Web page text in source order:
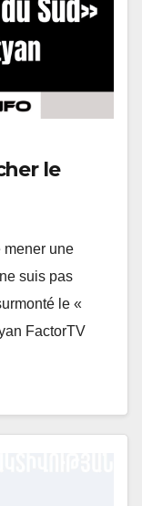
le
mener une
suis pas
le «
FactorTV